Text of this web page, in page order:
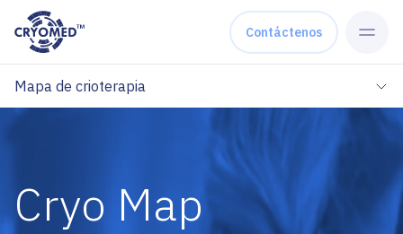
Skip to content
Contáctenos
Mapa de crioterapia
Cryo Map